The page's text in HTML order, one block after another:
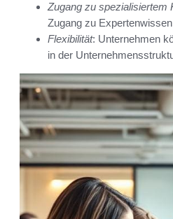
Zugang zu spezialisiertem
Zugang zu
Flexibilität: Unternehmen
in der